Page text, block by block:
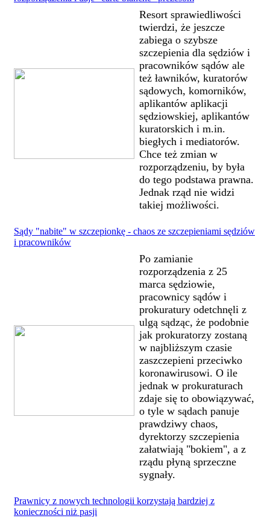
Resort sprawiedliwości
twierdzi, że jeszcze
zabiega o szybsze
szczepienia dla sędziów i
pracowników sądów ale
też ławników, kuratorów
sądowych, komorników,
aplikantów aplikacji
sędziowskiej, aplikantów
kuratorskich i m.in.
biegłych i mediatorów.
Chce też zmian w
rozporządzeniu, by była
do tego podstawa prawna.
Jednak rząd nie widzi
takiej możliwości.
Sądy "nabite" w szczepionkę - chaos ze szczepieniami sędziów
i pracowników
Po zamianie
rozporządzenia z 25
marca sędziowie,
pracownicy sądów i
prokuratury odetchnęli z
ulgą sądząc, że podobnie
jak prokuratorzy zostaną
w najbliższym czasie
zaszczepieni przeciwko
koronawirusowi. O ile
jednak w prokuraturach
zdaje się to obowiązywać,
o tyle w sądach panuje
prawdziwy chaos,
dyrektorzy szczepienia
załatwiają "bokiem", a z
rządu płyną sprzeczne
sygnały.
Prawnicy z nowych technologii korzystają bardziej z
konieczności niż pasji